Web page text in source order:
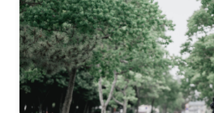
験をお届けします。
丁寧なレタッチで思い出を美しく
撮影後は、独自の編集技術で写真の
整。自然な雰囲気を残しつつも、お
に。きっと「こんな写真を撮ってほ